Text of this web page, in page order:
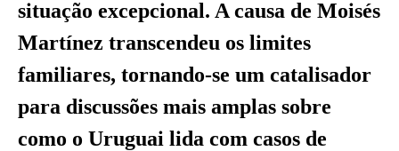
situação excepcional. A causa de Moisés
Martínez transcendeu os limites
familiares, tornando-se um catalisador
para discussões mais amplas sobre
como o Uruguai lida com casos de